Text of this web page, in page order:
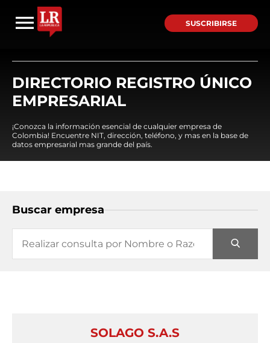
SUSCRIBIRSE
DIRECTORIO REGISTRO ÚNICO
EMPRESARIAL
¡Conozca la información esencial de cualquier empresa de
Colombia! Encuentre NIT, dirección, teléfono, y mas en la base de
datos empresarial mas grande del país.
Buscar empresa
SOLAGO S.A.S